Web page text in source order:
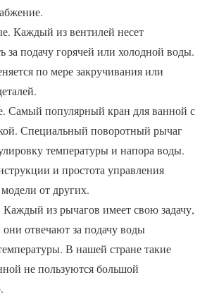
Каждый из вентилей несет
за подачу горячей или холодной воды.
по мере закручивания или
Самый популярный кран для ванной с
Специальный поворотный рычаг
температуры и напора воды.
и простота управления
от других.
из рычагов имеет свою задачу,
они отвечают за подачу воды
В нашей стране такие
не пользуются большой